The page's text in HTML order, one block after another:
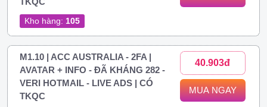
Kho hàng: 105
M1.10 | ACC AUSTRALIA - 2FA |
AVATAR + INFO - ĐÃ KHÁNG 282 -
VERI HOTMAIL - LIVE ADS | CÓ
TKQC
40.903đ
MUA NGAY